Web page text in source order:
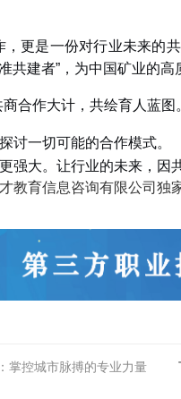
更是一份对行业未来的共
共建者” ，为中国矿业的
合作大计，共绘育人蓝图
讨一切可能的合作模式。
大。让行业的未来，因
教育信息咨询有限公司独
掌控城市脉搏的专业力量